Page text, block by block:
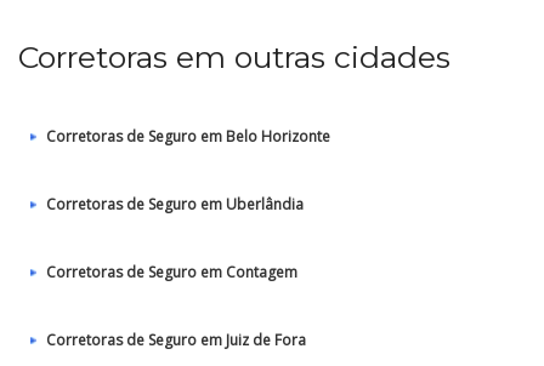
Corretoras em outras cidades
Corretoras de Seguro em Belo Horizonte
Corretoras de Seguro em Uberlândia
Corretoras de Seguro em Contagem
Corretoras de Seguro em Juiz de Fora